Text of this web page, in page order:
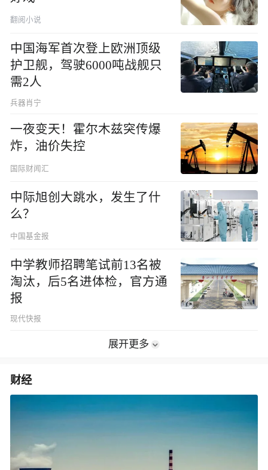
翻阅小说
中国海军首次登上欧洲顶级
护卫舰，驾驶6000吨战舰只
需2人
兵器肖宁
一夜变天！霍尔木兹突传爆
炸，油价失控
国际财闻汇
中际旭创大跳水，发生了什
么？
中国基金报
中学教师招聘笔试前13名被
淘汰，后5名进体检，官方通
报
现代快报
展开更多
财经